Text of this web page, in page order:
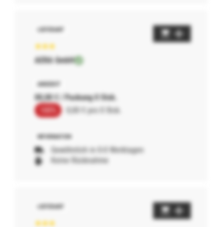
AERA GmbH
00,00 € / Packung 0 Stck.
0,00 € pro 0 Stck.
Gewöhnlich in 0-0 Werktagen
Keine Rücknahme